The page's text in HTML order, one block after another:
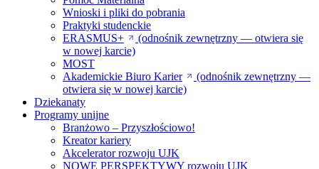
Wnioski i pliki do pobrania
Praktyki studenckie
ERASMUS+
(odnośnik zewnętrzny — otwiera się
w nowej karcie)
MOST
Akademickie Biuro Karier
(odnośnik zewnętrzny —
otwiera się w nowej karcie)
Dziekanaty
Programy unijne
Branżowo – Przyszłościowo!
Kreator kariery
Akcelerator rozwoju UJK
NOWE PERSPEKTYWY rozwoju UJK